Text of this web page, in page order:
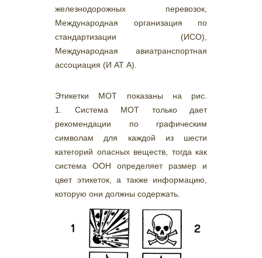
железнодорожных перевозок,
Международная организация по
стандартизации (ИСО),
Международная авиатранспортная
ассоциация (И АТ А).
Этикетки МОТ показаны на рис.
1. Система МОТ только дает
рекомендации по графическим
символам для каждой из шести
категорий опасных веществ, тогда как
система ООН определяет размер и
цвет этикеток, а также информацию,
которую они должны содержать.